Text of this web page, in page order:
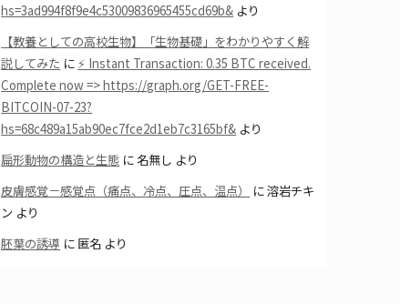
hs=3ad994f8f9e4c53009836965455cd69b& より
【教養としての高校生物】「生物基礎」をわかりやすく解
説してみた に ⚡ Instant Transaction: 0.35 BTC received.
Complete now => https://graph.org/GET-FREE-
BITCOIN-07-23?
hs=68c489a15ab90ec7fce2d1eb7c3165bf& より
扁形動物の構造と生態 に名無し より
皮膚感覚－感覚点（痛点、冷点、圧点、温点）
に溶岩チキ
ン より
胚葉の誘導 に 匿名 より